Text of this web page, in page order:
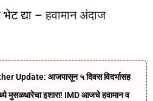
भेट द्या –हवामान अंदाज
Update: आजपासून ५ दिवस विदर्भासह
मुसळधारेचा इशारा! IMD आजचे हवामान व